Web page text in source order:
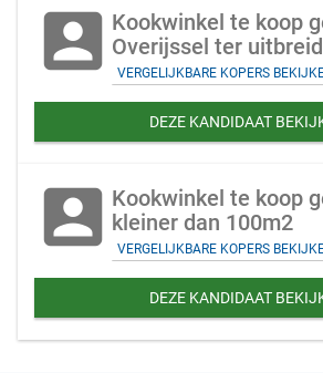
account_box Kookwinkel te koop
Overijssel ter
VERGELIJKBARE KOPERS
DEZE KANDIDAAT
account_box Kookwinkel te koop
kleiner dan 100m2
VERGELIJKBARE KOPERS
DEZE KANDIDAAT